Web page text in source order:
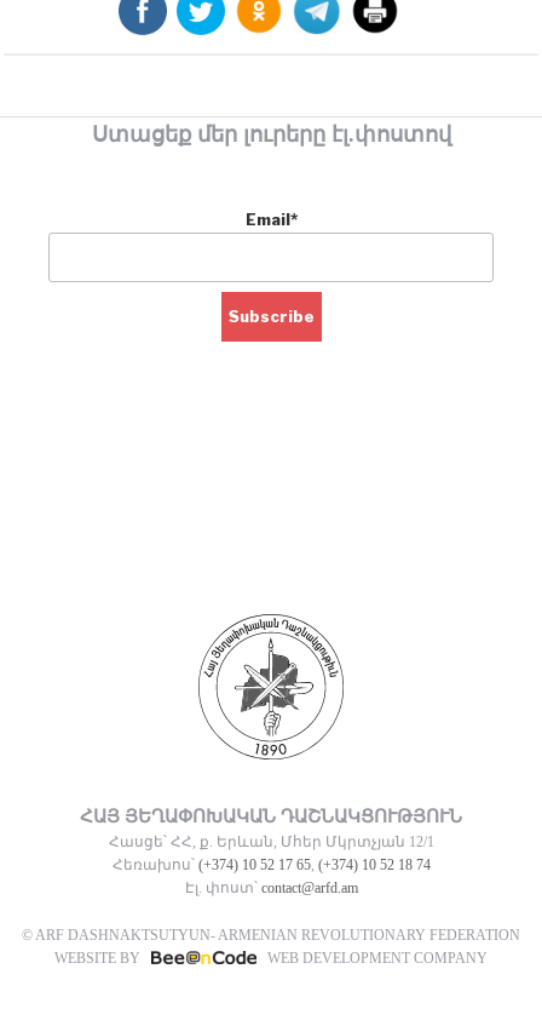
Ստացեք մեր լուրերը էլ.փոստով
Email*
ՀԱՅ ՅԵՂԱՓՈԽԱԿԱՆ ԴԱՇՆԱԿՑՈՒԹՅՈՒՆ
Հասցե՝ ՀՀ, ք. Երևան, Մհեր Մկրտչյան 12/1
Հեռախոս՝ (+374) 10 52 17 65, (+374) 10 52 18 74
Էլ. փոստ՝ contact@arfd.am
© ARF DASHNAKTSUTYUN- ARMENIAN REVOLUTIONARY FEDERATION
WEBSITE BY
WEB DEVELOPMENT COMPANY